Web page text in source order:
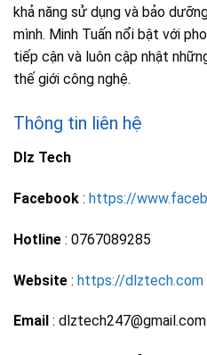
khả năng sử dụng và bảo
mình. Minh Tuấn nổi bật với
tiếp cận và luôn cập nhật
thế giới công nghệ.
Thông tin liên hệ
Dlz Tech
Facebook : https://
Hotline : 0767089285
Website : https://dlztech.com
Email : dlztech247@gmail.com